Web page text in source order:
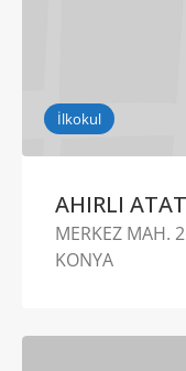
İlkokul
AHIRLI
MERKEZ MAH.
KONYA